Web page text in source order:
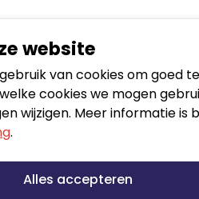
website
van cookies om goed
cookies we mogen
wijzigen. Meer informatie is
.
Alles accepteren
Talentontwikkeling